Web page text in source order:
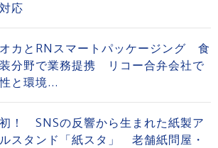
応
カとRNスマートパッケージング 食
分野で業務提携 リコー合弁会社で
と環境...
！ SNSの反響から生まれた紙製ア
スタンド「紙スタ」 老舗紙問屋・